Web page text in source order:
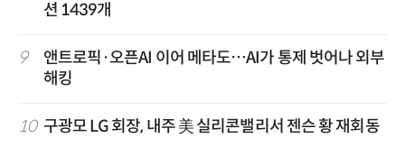
션 1439개
9
앤트로픽·오픈AI 이어 메타도…AI가 통제 벗어나 외부
해킹
10 구광모 LG 회장, 내주 美 실리콘밸리서 젠슨 황 재회동